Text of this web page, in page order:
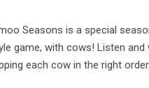
Seasons is a special
game, with cows! Listen
each cow in the right order.